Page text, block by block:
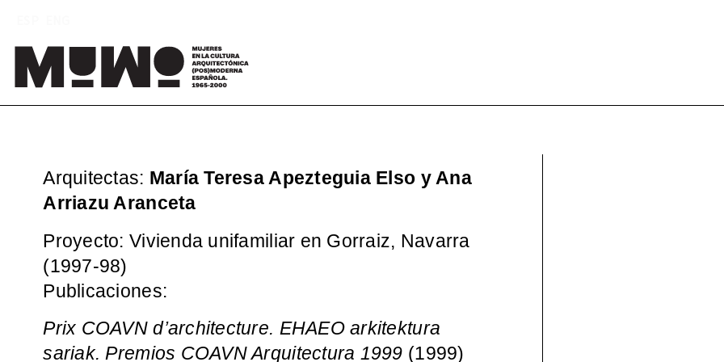
al
contenido
MuWo – Mujeres en la
Arquitectas: María Teresa Apezteguia Elso y Ana
Arriazu Aranceta
Proyecto: Vivienda unifamiliar en Gorraiz, Navarra
(1997-98)
Publicaciones:
Prix COAVN d’architecture. EHAEO arkitektura
sariak. Premios COAVN Arquitectura 1999 (1999)